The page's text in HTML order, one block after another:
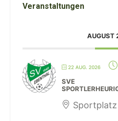
Veranstaltungen
AUGUST
22 AUG. 2026
SVE
Sportplatz